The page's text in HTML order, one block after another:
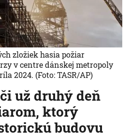
už druhý deň
ktorý
budovu
zložiek hasia požiar
v centre dánskej metropoly
2024. (Foto: TASR/AP)